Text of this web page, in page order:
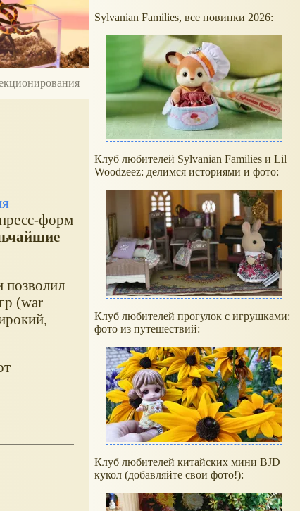
форм
(war
Sylvanian Families, все новинки 2026:
Клуб любителей Sylvanian Families и Lil
Woodzeez: делимся историями и фото:
Клуб любителей прогулок с игрушками:
фото из путешествий:
Клуб любителей китайских мини BJD
кукол (добавляйте свои фото!):